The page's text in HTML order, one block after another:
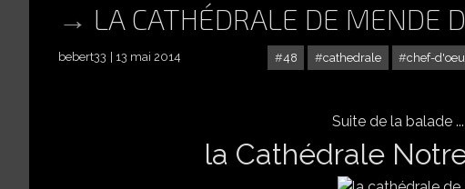
LA CATHÉDRALE DE MENDE
48 cathedrale chef-
bebert33 13 mai 2014
Suite de la balade
la Cathédrale